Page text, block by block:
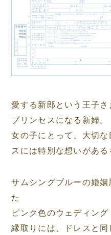
愛する新郎という王子
プリンセスになる新婦。
女の子にとって、大切
スには特別な想いがある
サムシングブルーの婚
た
ピンク色のウェディング
縁取りには、ドレスと